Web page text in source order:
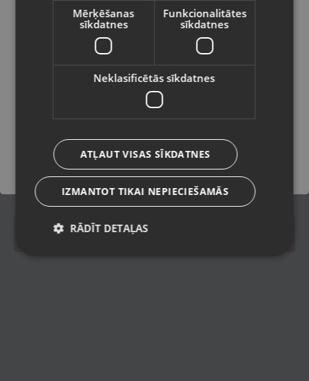
79213
Valka, Raiņa iela 12 k-601
Telefona numurs: +371 22047880
Jauns (Garantija 24 mēneši)
Komplektācija Bez komplektācijas.
Piegādes veidi
Spinning
Latviešu / Latvian
Saglabāt
Mērķēšanas
sīkdatnes
Funkcionalitātes
sīkdatnes
Neklasificētās sīkdatnes
ATĻAUT VISAS SĪKDATNES
IZMANTOT TIKAI NEPIECIEŠAMĀS
RĀDĪT DETAĻAS